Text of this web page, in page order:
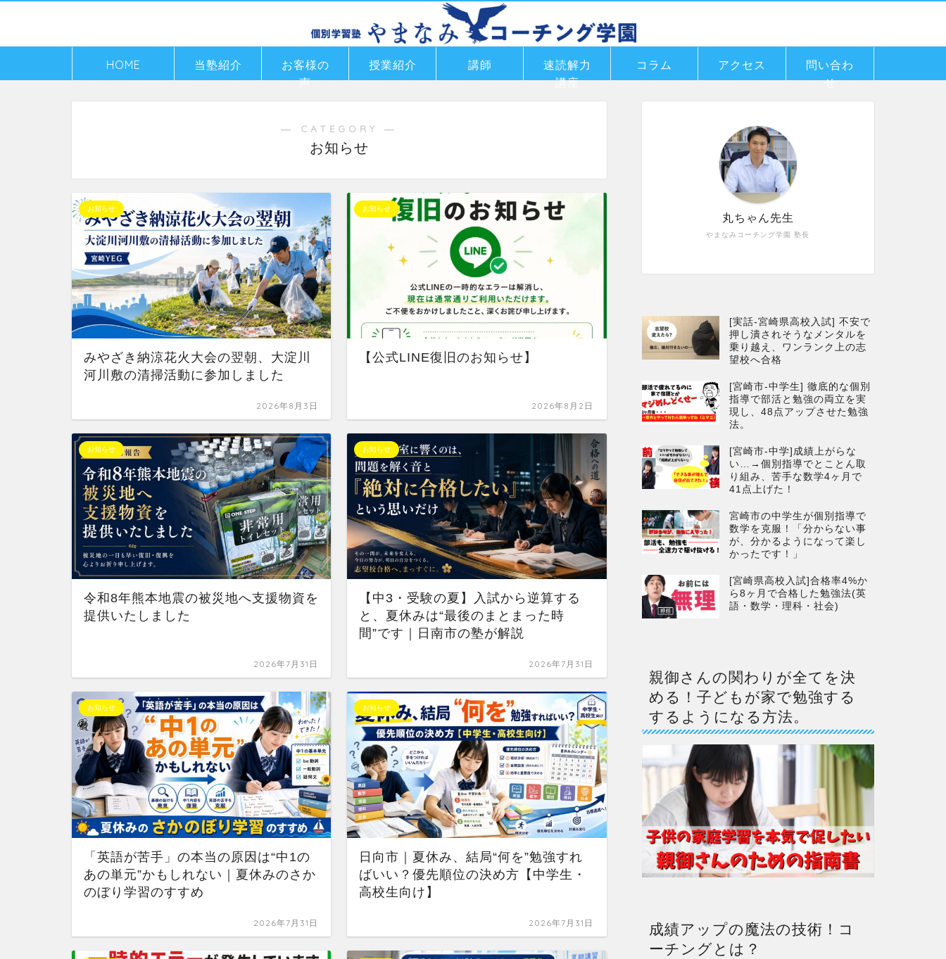
HOME 当塾紹介
お客様の
声
授業紹介 講師
速読解力
講座
コラム アクセス
問い合わ
せ
― CATEGORY ―
お知らせ
お知らせ
みやざき納涼花火大会の翌朝、大淀川
河川敷の清掃活動に参加しました
2026年8月3日
お知らせ
【公式LINE復旧のお知らせ】
2026年8月2日
お知らせ
令和8年熊本地震の被災地へ支援物資を
提供いたしました
2026年7月31日
お知らせ
【中3・受験の夏】入試から逆算する
と、夏休みは“最後のまとまった時
間”です｜日南市の塾が解説
2026年7月31日
お知らせ
「英語が苦手」の本当の原因は“中1の
あの単元”かもしれない｜夏休みのさか
のぼり学習のすすめ
2026年7月31日
お知らせ
日向市｜夏休み、結局“何を”勉強すれ
ばいい？優先順位の決め方【中学生・
高校生向け】
2026年7月31日
やまなみコーチング学園 塾長
丸ちゃん先生
[実話-宮崎県高校入試] 不安で
押し潰されそうなメンタルを
乗り越え、ワンランク上の志
望校へ合格
[宮崎市-中学生] 徹底的な個別
指導で部活と勉強の両立を実
現し、48点アップさせた勉強
法。
[宮崎市-中学]成績上がらな
い…→個別指導でとことん取
り組み、苦手な数学4ヶ月で
41点上げた！
宮崎市の中学生が個別指導で
数学を克服！「分からない事
が、分かるようになって楽し
かったです！」
[宮崎県高校入試]合格率4%か
ら8ヶ月で合格した勉強法(英
語・数学・理科・社会)
親御さんの関わりが全てを決
める！子どもが家で勉強する
するようになる方法。
成績アップの魔法の技術！コ
ーチングとは？